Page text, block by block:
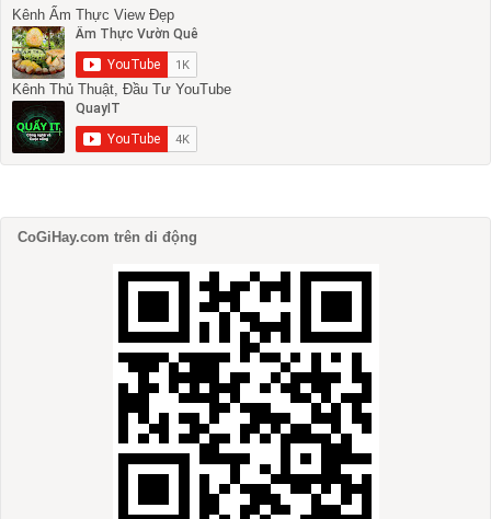
Kênh Ẩm Thực View Đẹp
Kênh Thủ Thuật, Đầu Tư YouTube
CoGiHay.com trên di động